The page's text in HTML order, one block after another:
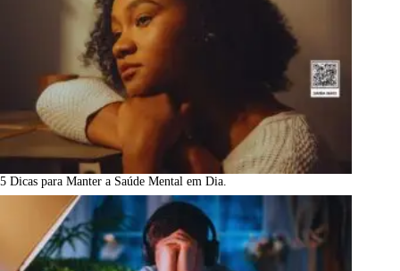
5 Dicas para Manter a Saúde Mental em Dia.